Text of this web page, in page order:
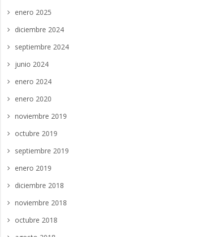
enero 2025
diciembre 2024
septiembre 2024
junio 2024
enero 2024
enero 2020
noviembre 2019
octubre 2019
septiembre 2019
enero 2019
diciembre 2018
noviembre 2018
octubre 2018